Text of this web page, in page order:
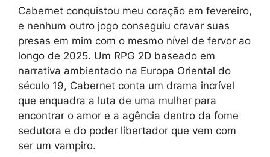
Cabernet conquistou meu coração em fevereiro,
e nenhum outro jogo conseguiu cravar suas
presas em mim com o mesmo nível de fervor ao
longo de 2025. Um RPG 2D baseado em
narrativa ambientado na Europa Oriental do
século 19, Cabernet conta um drama incrível
que enquadra a luta de uma mulher para
encontrar o amor e a agência dentro da fome
sedutora e do poder libertador que vem com
ser um vampiro.